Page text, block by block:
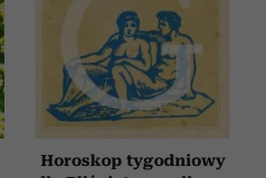
Horoskop tygodniowy